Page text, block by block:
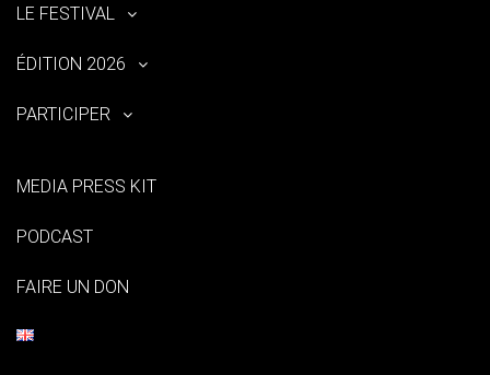
LE FESTIVAL
ÉDITION 2026
PARTICIPER
MEDIA PRESS KIT
PODCAST
FAIRE UN DON